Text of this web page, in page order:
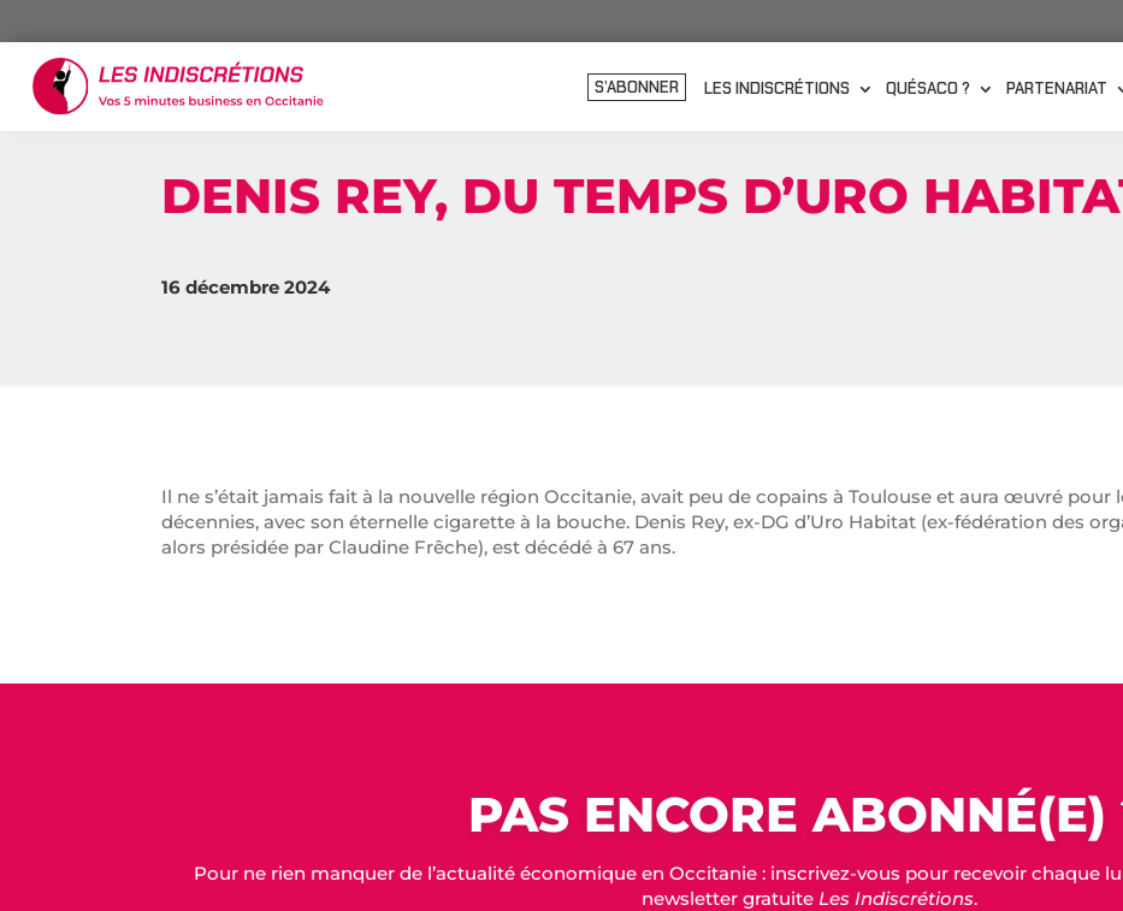
S’ABONNER LES INDISCRÉTIONS QUÉSACO ? PARTENARIAT
DENIS REY, DU TEMPS D’URO
16 décembre 2024
Il ne s’était jamais fait à la nouvelle région Occitanie, avait peu de copains à Toulouse et aura œuvré
décennies, avec son éternelle cigarette à la bouche. Denis Rey, ex-DG d’Uro Habitat (ex-fédération des
alors présidée par Claudine Frêche), est décédé à 67 ans.
PAS ENCORE ABONNÉ(E)
Pour ne rien manquer de l’actualité économique en Occitanie : inscrivez-vous pour recevoir chaque
newsletter gratuite Les Indiscrétions.